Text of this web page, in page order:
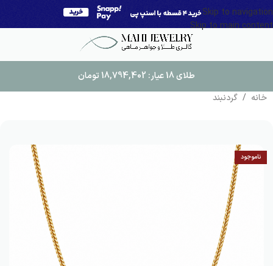
Skip to navigation
Skip to main content
طلای 18 عیار: 18,794,402 تومان
خانه / گردنبند
ناموجود